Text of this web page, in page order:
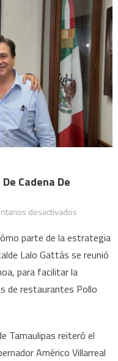
Cadena De
desactivadosen
Lalo
Gattás
llegada
de
a
parte de la estrategia
Lalo Gattás se reunió
para facilitar la
de restaurantes Pollo
Tamaulipas reiteró el
Américo Villarreal